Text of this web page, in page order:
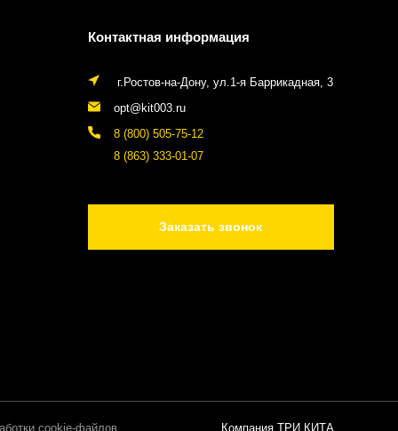
Контактная информация
г.Ростов-на-Дону, ул.1-я Баррикадная, 3
opt@kit003.ru
8 (800) 505-75-12
8 (863) 333-01-07
Заказать звонок